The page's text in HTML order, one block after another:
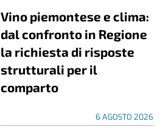
Vino piemontese e clima:
dal confronto in Regione
la richiesta di risposte
strutturali per il
comparto
6 AGOSTO 2026